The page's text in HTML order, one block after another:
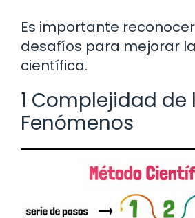
Es importante
desafíos para mejorar
científica.
1 Complejidad de
Fenómenos